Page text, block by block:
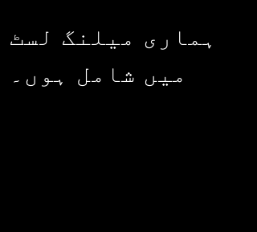
ہماری میلنگ لسٹ
میں شامل ہوں۔